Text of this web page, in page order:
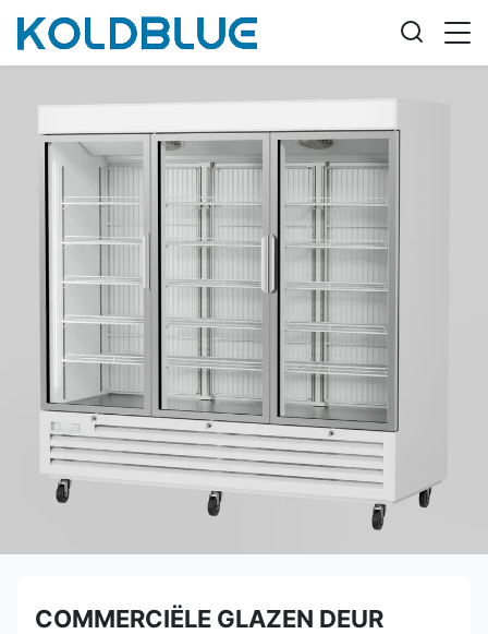
COMMERCIËLE GLAZEN DEUR